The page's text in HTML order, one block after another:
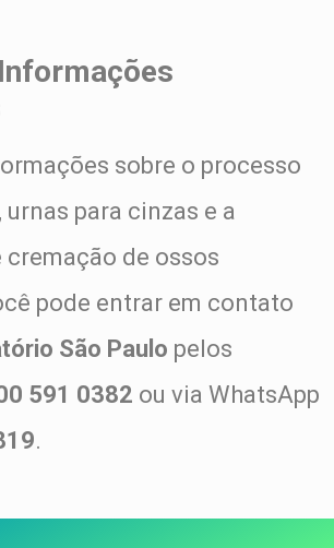
sobre o processo
para cinzas e a
cremação de ossos
pode entrar em contato
São Paulo pelos
591 0382 ou via WhatsApp
.